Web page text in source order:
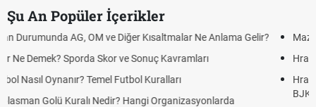
Şu An Popüler İçerikler
Ne Anlama Gelir?
Kavramları
Mazota İndirim Var mı? Motorin
Hradec Kralove Beşiktaş maçı şifresiz
Hradec Kralove Beşiktaş CANLI İZLE